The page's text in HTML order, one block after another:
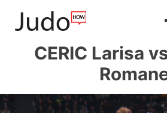
CERIC Larisa